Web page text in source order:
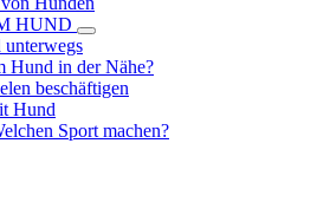
HUND
Hund in der Nähe?
beschäftigen
Hund
Sport machen?